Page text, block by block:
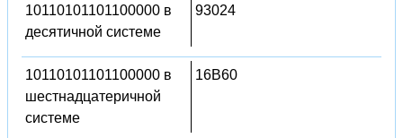
10110101101100000 в
десятичной системе
93024
10110101101100000 в
шестнадцатеричной
системе
16B60